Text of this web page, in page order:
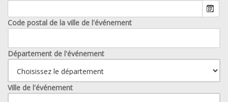
Code postal de la ville de l'événement
Département de l'événement
Ville de l'événement